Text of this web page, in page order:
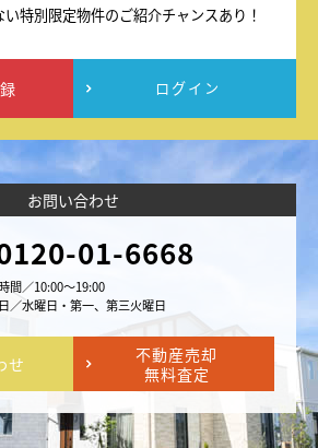
特別限定物件のご紹介チャンスあり！
ログイン
お問い合わせ
01-6668
間／10:00～19:00
／水曜日・第一、第三火曜日
せ
不動産売却
無料査定